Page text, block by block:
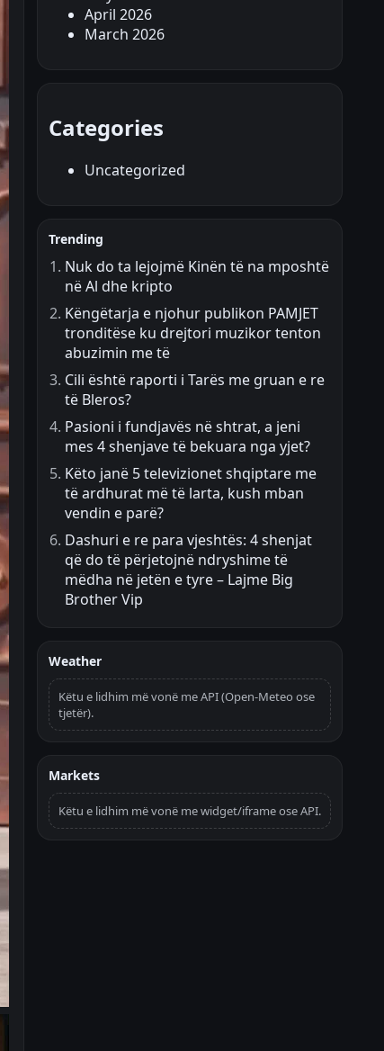
April 2026
March 2026
Categories
Uncategorized
Trending
Nuk do ta lejojmë Kinën të na mposhtë
në Al dhe kripto
Këngëtarja e njohur publikon PAMJET
tronditëse ku drejtori muzikor tenton
abuzimin me të
Cili është raporti i Tarës me gruan e re
të Bleros?
Pasioni i fundjavës në shtrat, a jeni
mes 4 shenjave të bekuara nga yjet?
Këto janë 5 televizionet shqiptare me
të ardhurat më të larta, kush mban
vendin e parë?
Dashuri e re para vjeshtës: 4 shenjat
që do të përjetojnë ndryshime të
mëdha në jetën e tyre – Lajme Big
Brother Vip
Weather
Këtu e lidhim më vonë me API (Open-Meteo ose
tjetër).
Markets
Këtu e lidhim më vonë me widget/iframe ose API.